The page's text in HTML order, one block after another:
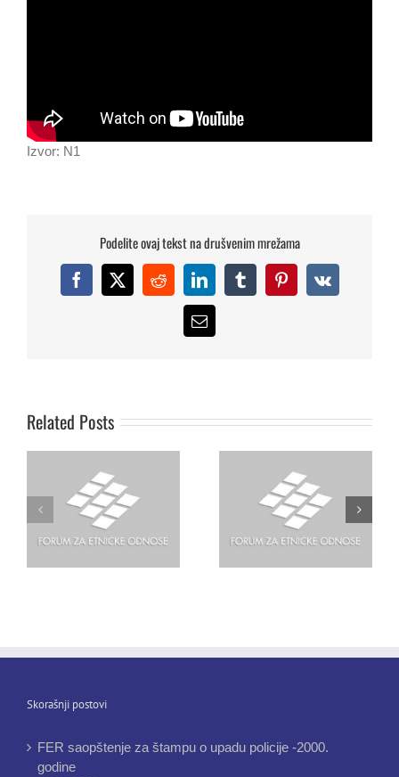
Izvor: N1
Podelite ovaj tekst na drušvenim mrežama
Facebook
X RedditLinkedInTumblrPinterest
Vk
Email
Related Posts
demokratskih institucija
Ambasadorom OEBS-a za
Skorašnji postovi
FER saopštenje za štampu o upadu policije -2000.
godine